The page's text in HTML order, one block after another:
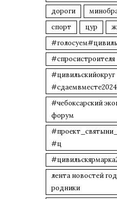
дороги
спорт
цур
#спросистроителя
#цивильскийокруг
#чебоксарский
форум
#ц
лента новостей
родники